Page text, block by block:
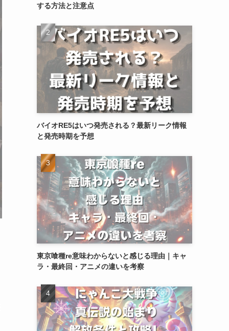
する方法と注意点
バイオRE5はいつ発売される？最新リーク情報
と発売時期を予想
東京喰種re意味わからないと感じる理由｜キャ
ラ・最終回・アニメの違いを考察